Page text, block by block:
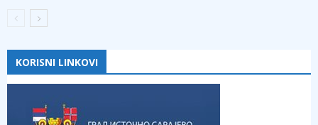
KORISNI LINKOVI